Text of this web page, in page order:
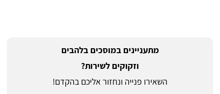
מתעניינים במוסכים בלהבים
וזקוקים לשירות?
השאירו פנייה ונחזור אליכם בהקדם!